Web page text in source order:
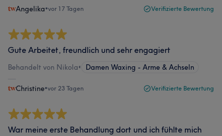
Angelika•vor 17 Tagen Verifizierte Bewertung
Gute Arbeitet, freundlich und sehr engagiert
Behandelt von Nikola• Damen Waxing - Arme & Achseln
Christine•vor 23 Tagen Verifizierte Bewertung
War meine erste Behandlung dort und ich fühlte mich